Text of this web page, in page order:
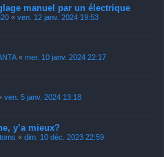
manuel par un électrique
« ven. 12 janv. 2024 19:53
« mer. 10 janv. 2024 22:17
ven. 5 janv. 2024 13:18
y’a mieux?
« dim. 10 déc. 2023 22:59